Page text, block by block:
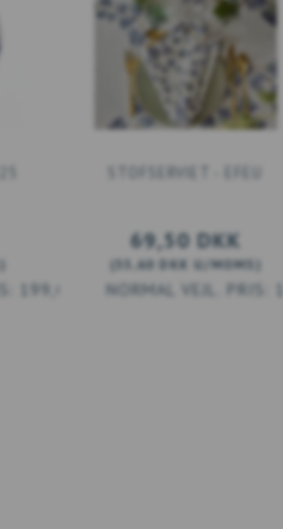
199,00 DKK
69,50 DKK
55,60 DKK U/MOMS